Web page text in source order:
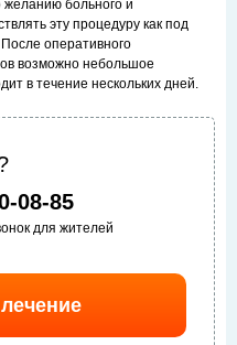
больного и
эту процедуру как под
оперативного
возможно небольшое
в течение нескольких дней.
08-85
для жителей